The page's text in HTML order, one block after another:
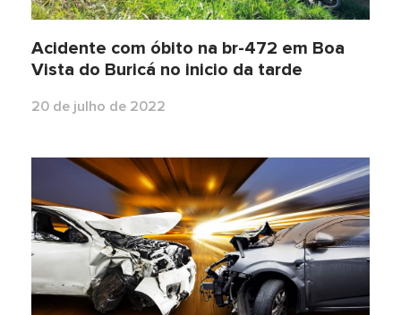
Acidente com óbito na br-472 em Boa
Vista do Buricá no inicio da tarde
20 de julho de 2022